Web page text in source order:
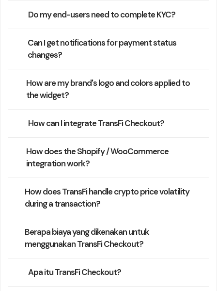
Do my end-users need to complete KYC?
Can I get notifications for payment status
changes?
How are my brand's logo and colors applied to
the widget?
How can I integrate TransFi Checkout?
How does the Shopify / WooCommerce
integration work?
How does TransFi handle crypto price volatility
during a transaction?
Berapa biaya yang dikenakan untuk
menggunakan TransFi Checkout?
Apa itu TransFi Checkout?